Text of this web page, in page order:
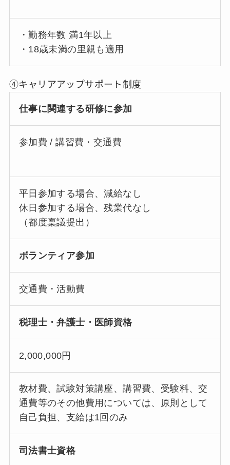
・勤務年数 満1年以上
・18歳未満の里親も適用
④キャリアアップサポート制度
仕事に関連する研修に参加
参加費 / 講習費・交通費
平日参加する場合、減給なし
休日参加する場合、残業代なし
（都度稟議提出）
ボランティア参加
交通費・活動費
税理士・弁護士・医師資格
2,000,000円
教材費、試験対策講座、講習費、受験料、交
通費等のその他費用については、原則として
自己負担、支給は1回のみ
司法書士資格